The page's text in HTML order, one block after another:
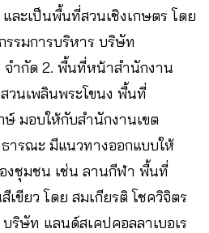
ละเป็นพื้นที่สวนเชิงเกษตร โดย
รรมการบริหาร บริษัท
จำกัด 2. พื้นที่หน้าสำนักงาน
นเพลินพระโขนง พื้นที่
มอบให้กับสำนักงานเขต
ารณะ มีแนวทางออกแบบให้
งชุมชน เช่น ลานกีฬา พื้นที่
ขียว โดย สมเกียรติ โชควิจิตร
ริษัท แลนด์สเคปคอลลาเบอเร